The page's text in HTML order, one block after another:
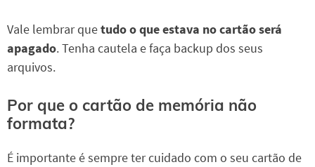
Vale lembrar quetudo o que estava no cartão será
apagado. Tenha cautela e faça backup dos seus
arquivos.
Por que o cartão de memória não
formata?
É importante é sempre ter cuidado com o seu cartão de